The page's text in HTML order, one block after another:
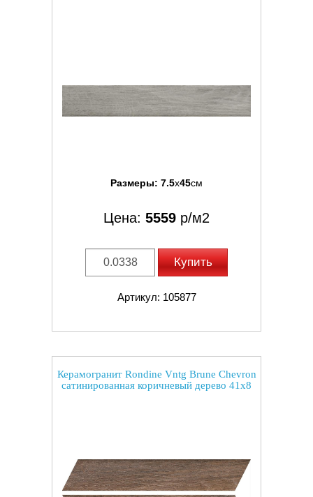
Размеры: 7.5x45см
Цена: 5559 р/м2
Купить
Артикул: 105877
Керамогранит Rondine Vntg Brune Chevron
сатинированная коричневый дерево 41x8